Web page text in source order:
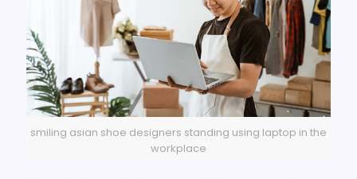
smiling asian shoe designers standing using laptop in the
workplace